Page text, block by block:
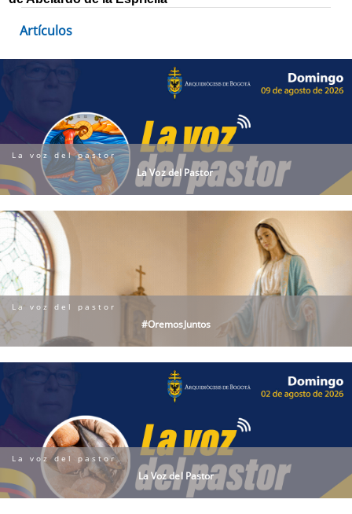
Artículos
La voz del pastor
La Voz del Pastor
La voz del pastor
#OremosJuntos
La voz del pastor
La Voz del Pastor